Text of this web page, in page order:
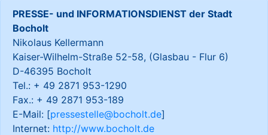
PRESSE- und INFORMATIONSDIENST der Stadt
Bocholt
Nikolaus Kellermann
Kaiser-Wilhelm-Straße 52-58, (Glasbau - Flur 6)
D-46395 Bocholt
Tel.: + 49 2871 953-1290
Fax.: + 49 2871 953-189
E-Mail: [pressestelle@bocholt.de]
Internet: http://www.bocholt.de